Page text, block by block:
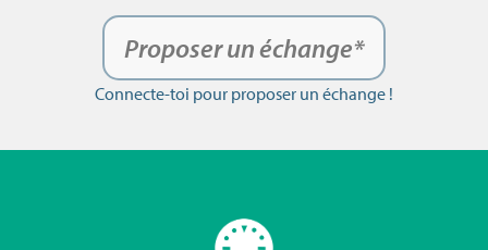
Proposer un échange*
Connecte-toi pour proposer un échange !